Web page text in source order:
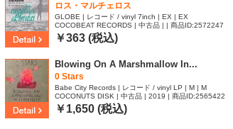
ロス・マルチェロス
GLOBE | レコード / vinyl 7inch | EX | EX
COCOBEAT RECORDS | 中古品 | | 商品ID:2572247
￥363 (税込)
Blowing On A Marshmallow In...
0 Stars
Babe City Records | レコード / vinyl LP | M | M
COCONUTS DISK | 中古品 | 2019 | 商品ID:2565422
￥1,650 (税込)